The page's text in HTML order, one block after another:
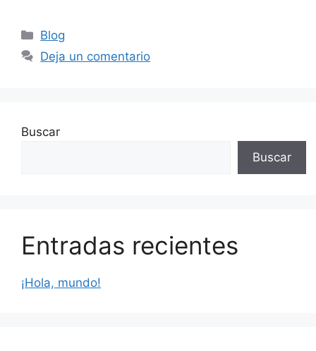
Categorías
Blog
Deja un comentario
Buscar
Buscar
Entradas recientes
¡Hola, mundo!